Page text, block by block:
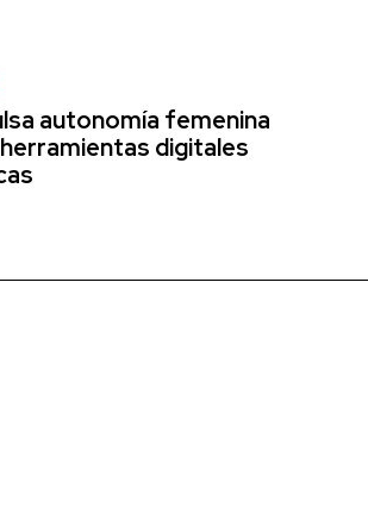
autonomía femenina
digitales